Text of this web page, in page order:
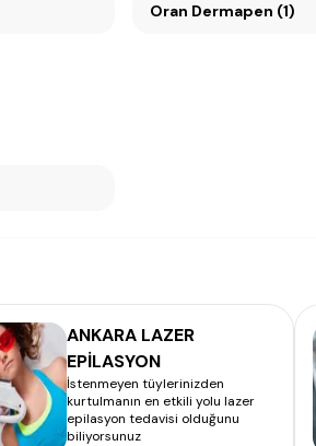
Oran Dermapen (1)
ANKARA LAZER
EPİLASYON
İstenmeyen tüylerinizden
kurtulmanın en etkili yolu lazer
epilasyon tedavisi olduğunu
biliyorsunuz